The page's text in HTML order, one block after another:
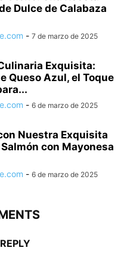
Dulce de Calabaza
- 7 de marzo de 2025
Exquisita:
Queso Azul, el Toque
- 6 de marzo de 2025
Nuestra Exquisita
con Mayonesa
- 6 de marzo de 2025